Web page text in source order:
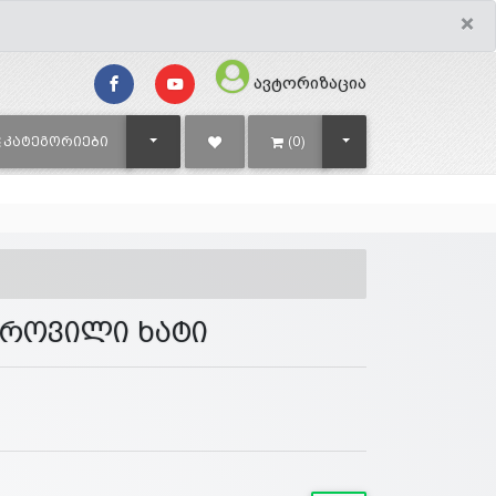
×
ავტორიზაცია
ᲙᲐᲢᲔᲒᲝᲠᲘᲔᲑᲘ TOGGLE DROPDOWN(0) TOGGLE DROPDOWN
ხატი